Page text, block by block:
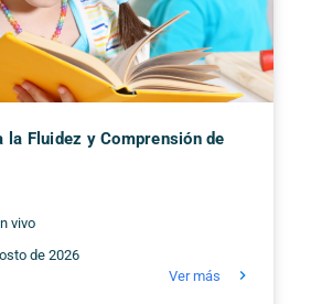
la Fluidez y Comprensión de
vivo
de 2026
Ver más
keyboard_arrow_right